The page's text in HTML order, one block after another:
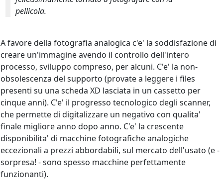
pellicola.
A favore della fotografia analogica c'e' la soddisfazione di
creare un'immagine avendo il controllo dell'intero
processo, sviluppo compreso, per alcuni. C'e' la non-
obsolescenza del supporto (provate a leggere i files
presenti su una scheda XD lasciata in un cassetto per
cinque anni). C'e' il progresso tecnologico degli scanner,
che permette di digitalizzare un negativo con qualita'
finale migliore anno dopo anno. C'e' la crescente
disponibilita' di macchine fotografiche analogiche
eccezionali a prezzi abbordabili, sul mercato dell'usato (e -
sorpresa! - sono spesso macchine perfettamente
funzionanti).